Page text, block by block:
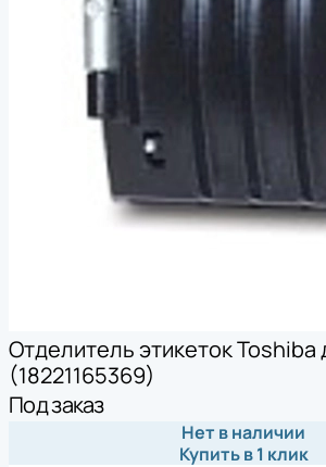
Отделитель этикеток Toshiba
(18221165369)
Под заказ
Нет в наличии
Купить в 1 клик